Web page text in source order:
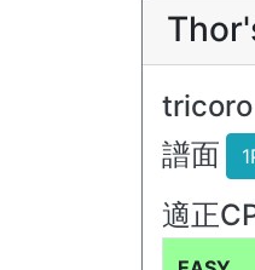
tricoro
譜面
適正